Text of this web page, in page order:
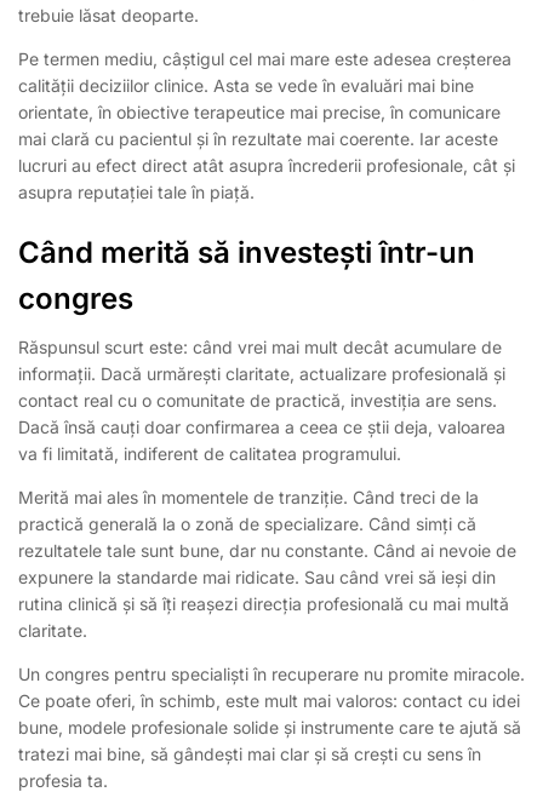
trebuie lăsat deoparte.
Pe termen mediu, câștigul cel mai mare este adesea creșterea
calității deciziilor clinice. Asta se vede în evaluări mai bine
orientate, în obiective terapeutice mai precise, în comunicare
mai clară cu pacientul și în rezultate mai coerente. Iar aceste
lucruri au efect direct atât asupra încrederii profesionale, cât și
asupra reputației tale în piață.
Când merită să investești într-un
congres
Răspunsul scurt este: când vrei mai mult decât acumulare de
informații. Dacă urmărești claritate, actualizare profesională și
contact real cu o comunitate de practică, investiția are sens.
Dacă însă cauți doar confirmarea a ceea ce știi deja, valoarea
va fi limitată, indiferent de calitatea programului.
Merită mai ales în momentele de tranziție. Când treci de la
practică generală la o zonă de specializare. Când simți că
rezultatele tale sunt bune, dar nu constante. Când ai nevoie de
expunere la standarde mai ridicate. Sau când vrei să ieși din
rutina clinică și să îți reașezi direcția profesională cu mai multă
claritate.
Un congres pentru specialiști în recuperare nu promite miracole.
Ce poate oferi, în schimb, este mult mai valoros: contact cu idei
bune, modele profesionale solide și instrumente care te ajută să
tratezi mai bine, să gândești mai clar și să crești cu sens în
profesia ta.